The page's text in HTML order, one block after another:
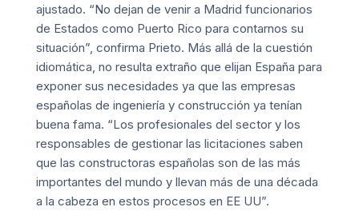
ajustado. “No dejan de venir a Madrid funcionarios
de Estados como Puerto Rico para contarnos su
situación”, confirma Prieto. Más allá de la cuestión
idiomática, no resulta extraño que elijan España para
exponer sus necesidades ya que las empresas
españolas de ingeniería y construcción ya tenían
buena fama. “Los profesionales del sector y los
responsables de gestionar las licitaciones saben
que las constructoras españolas son de las más
importantes del mundo y llevan más de una década
a la cabeza en estos procesos en EE UU”.